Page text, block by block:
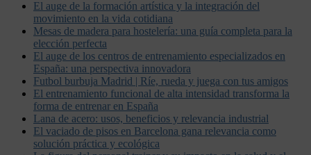
El auge de la formación artística y la integración del
movimiento en la vida cotidiana
Mesas de madera para hostelería: una guía completa para la
elección perfecta
El auge de los centros de entrenamiento especializados en
España: una perspectiva innovadora
Futbol burbuja Madrid | Ríe, rueda y juega con tus amigos
El entrenamiento funcional de alta intensidad transforma la
forma de entrenar en España
Lana de acero: usos, beneficios y relevancia industrial
El vaciado de pisos en Barcelona gana relevancia como
solución práctica y ecológica